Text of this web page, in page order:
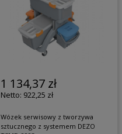
1 134,37 zł
922,25 zł
Wózek serwisowy z tworzywa
sztucznego z systemem DEZO